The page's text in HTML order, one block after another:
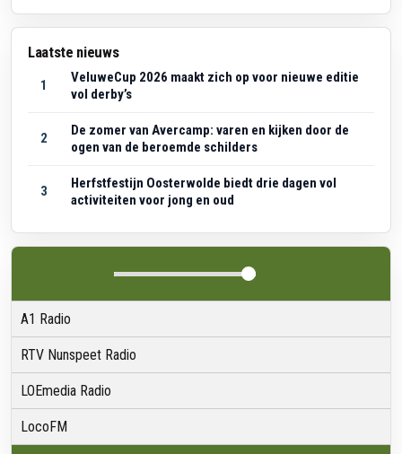
Laatste nieuws
1
VeluweCup 2026 maakt zich op voor nieuwe editie
vol derby’s
2
De zomer van Avercamp: varen en kijken door de
ogen van de beroemde schilders
3
Herfstfestijn Oosterwolde biedt drie dagen vol
activiteiten voor jong en oud
A1 Radio
RTV Nunspeet Radio
LOEmedia Radio
LocoFM